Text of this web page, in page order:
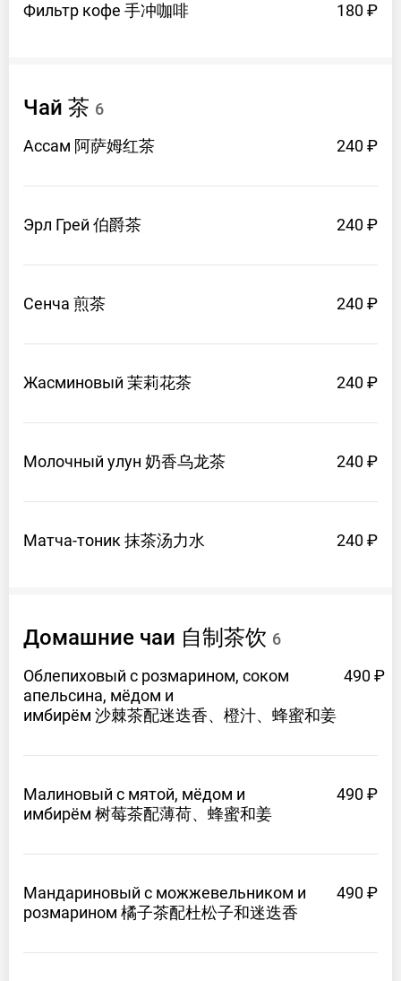
Фильтр кофе 手冲咖啡 180 ₽
Чай 茶 6
Ассам 阿萨姆红茶
240 ₽
Эрл Грей 伯爵茶 240 ₽
Сенча 煎茶 240 ₽
Жасминовый 茉莉花茶 240 ₽
Молочный улун 奶香乌龙茶 240 ₽
Матча-тоник 抹茶汤力水 240 ₽
Домашние чаи 自制茶饮 6
Облепиховый с розмарином, соком
апельсина, мёдом и
имбирём 沙棘茶配迷迭香、橙汁、蜂蜜和姜
490 ₽
Малиновый с мятой, мёдом и
имбирём 树莓茶配薄荷、蜂蜜和姜
490 ₽
Мандариновый с можжевельником и
розмарином 橘子茶配杜松子和迷迭香
490 ₽